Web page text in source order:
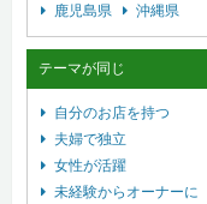
鹿児島県
沖縄県
テーマが同じ
自分のお店を持つ
夫婦で独立
女性が活躍
未経験からオーナーに